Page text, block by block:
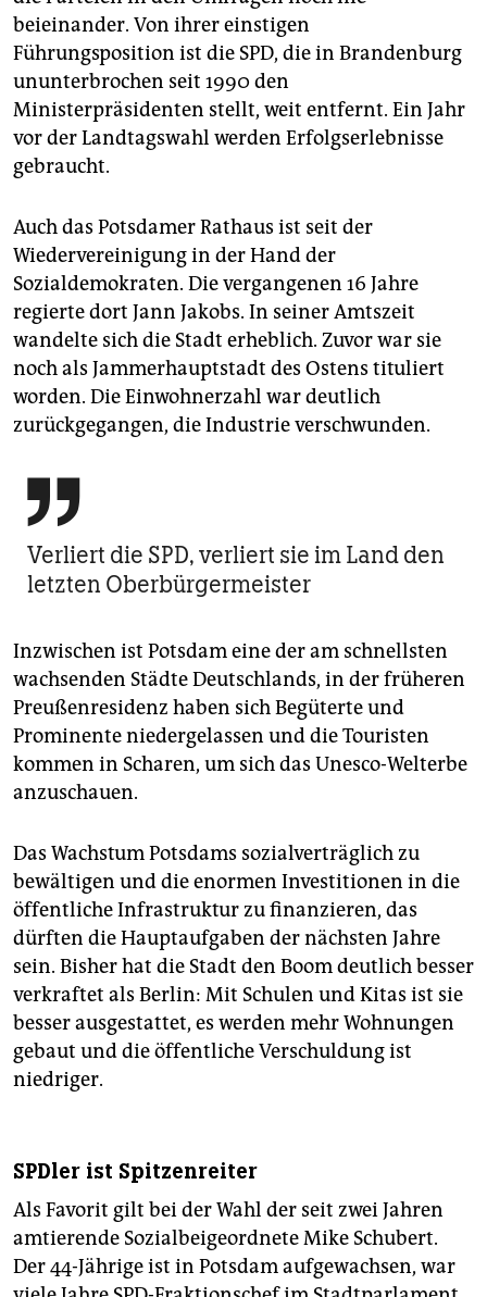
beieinander. Von ihrer einstigen
Führungsposition ist die SPD, die in Brandenburg
ununterbrochen seit 1990 den
Ministerpräsidenten stellt, weit entfernt. Ein Jahr
vor der Landtagswahl werden Erfolgserlebnisse
gebraucht.
Auch das Potsdamer Rathaus ist seit der
Wiedervereinigung in der Hand der
Sozialdemokraten. Die vergangenen 16 Jahre
regierte dort Jann Jakobs. In seiner Amtszeit
wandelte sich die Stadt erheblich. Zuvor war sie
noch als Jammerhauptstadt des Ostens tituliert
worden. Die Einwohnerzahl war deutlich
zurückgegangen, die Industrie verschwunden.

Verliert die SPD, verliert sie im Land den
letzten Oberbürgermeister
Inzwischen ist Potsdam eine der am schnellsten
wachsenden Städte Deutschlands, in der früheren
Preußenresidenz haben sich Begüterte und
Prominente niedergelassen und die Touristen
kommen in Scharen, um sich das Unesco-Welterbe
anzuschauen.
Das Wachstum Potsdams sozialverträglich zu
bewältigen und die enormen Investitionen in die
öffentliche Infrastruktur zu finanzieren, das
dürften die Hauptaufgaben der nächsten Jahre
sein. Bisher hat die Stadt den Boom deutlich besser
verkraftet als Berlin: Mit Schulen und Kitas ist sie
besser ausgestattet, es werden mehr Wohnungen
gebaut und die öffentliche Verschuldung ist
niedriger.
SPDler ist Spitzenreiter
Als Favorit gilt bei der Wahl der seit zwei Jahren
amtierende Sozialbeigeordnete Mike Schubert.
Der 44-Jährige ist in ­Potsdam aufgewachsen, war